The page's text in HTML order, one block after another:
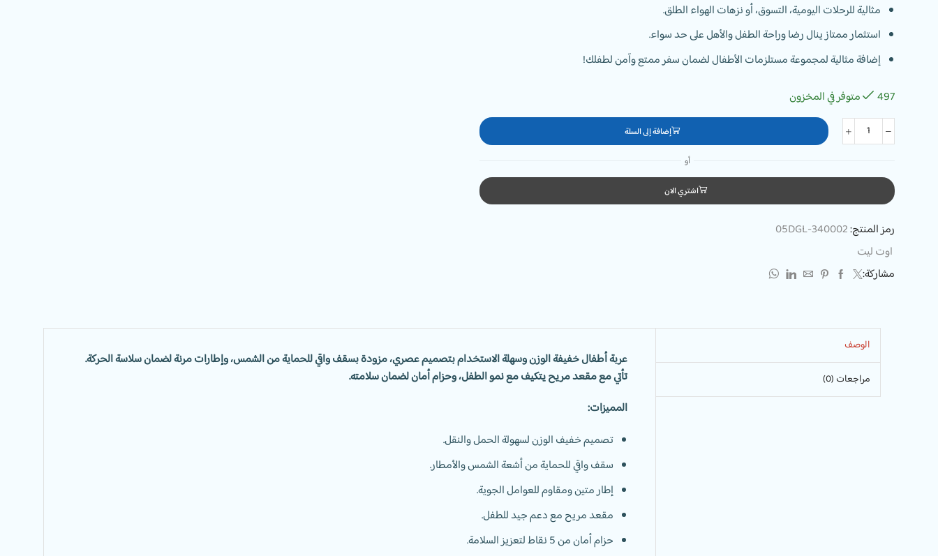
مثالية للرحلات اليومية، التسوق، أو نزهات الهواء الطلق.
استثمار ممتاز ينال رضا وراحة الطفل والأهل على حد سواء.
إضافة مثالية لمجموعة مستلزمات الأطفال لضمان سفر ممتع وآمن لطفلك!
497 متوفر في المخزون
إضافة إلى السلة
أو
اشتري الان
رمز المنتج:05DGL-340002
اوت ليت
مشاركة:
الوصف
مراجعات (0)
عربة أطفال خفيفة الوزن وسهلة الاستخدام بتصميم عصري، مزودة بسقف واقي للحماية من الشمس، وإطارات مرنة لضمان سلاسة الحركة.
تأتي مع مقعد مريح يتكيف مع نمو الطفل، وحزام أمان لضمان سلامته.
المميزات:
تصميم خفيف الوزن لسهولة الحمل والنقل.
سقف واقي للحماية من أشعة الشمس والأمطار.
إطار متين ومقاوم للعوامل الجوية.
مقعد مريح مع دعم جيد للطفل.
حزام أمان من 5 نقاط لتعزيز السلامة.